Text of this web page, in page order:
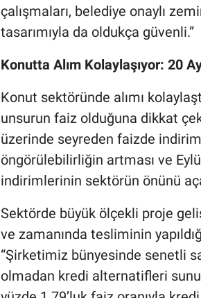
çalışmaları, belediye onaylı
tasarımıyla da oldukça güvenli.”
Konutta Alım Kolaylaşıyor: 20
Konut sektöründe alımı
unsurun faiz olduğuna dikkat
üzerinde seyreden faizde
öngörülebilirliğin artması ve
indirimlerinin sektörün önünü
Sektörde büyük ölçekli proje
ve zamanında tesliminin
“Şirketimiz bünyesinde senetli
olmadan kredi alternatifleri